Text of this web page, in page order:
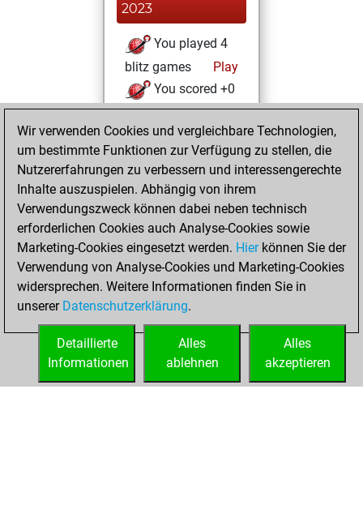
2023
You played 4
blitz games
Play
You scored +0
=0 -4 in blitz
Sonntag, April 24,
2022
You won
against Fritz
Fritz
Mittwoch,
Februar 23, 2022
You created
your Fritz account
Wir verwenden Cookies und vergleichbare Technologien,
um bestimmte Funktionen zur Verfügung zu stellen, die
Nutzererfahrungen zu verbessern und interessengerechte
Inhalte auszuspielen. Abhängig von ihrem
Verwendungszweck können dabei neben technisch
erforderlichen Cookies auch Analyse-Cookies sowie
Marketing-Cookies eingesetzt werden. Hierkönnen Sie der
Verwendung von Analyse-Cookies und Marketing-Cookies
widersprechen. Weitere Informationen finden Sie in
unserer Datenschutzerklärung.
Alles
akzeptieren
Alles
ablehnen
Detaillierte
Informationen